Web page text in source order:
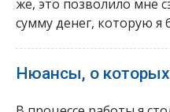
же, это позволило мне
сумму денег, которую я
Нюансы, о